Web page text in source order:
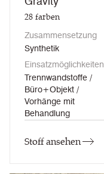
28farben
Zusammensetzung
Synthetik
Einsatzmöglichkeiten
Trennwandstoffe /
Büro+Objekt /
Vorhänge mit
Behandlung
Stoff ansehen